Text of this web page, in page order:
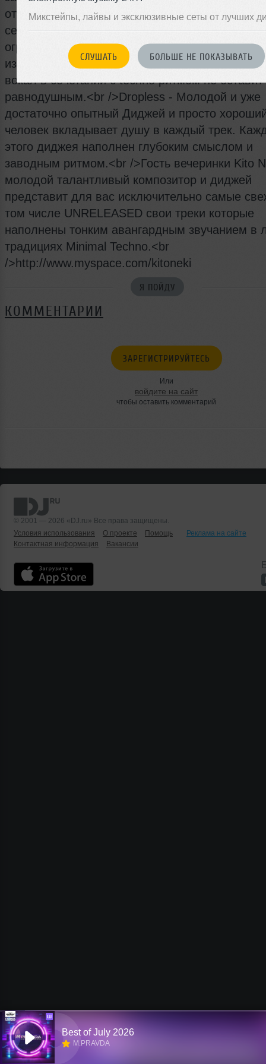
Микстейпы, лайвы и эксклюзивные сеты от лучших
СЛУШАТЬ БОЛЬШЕ НЕ ПОКАЗЫВАТЬ
оторваться на танц поле и с улыбкой забыть
серые будни.<br />ikeaboy - Многолетний
огромный талант + любовь к Techno музыки
из этого парня гуру Minimal Techno.
вокал в сочетании с techno ритмом не оставит
равнодушным.<br />Dropless - Молодой и уже
достаточно опытный Диджей и просто
человек вкладывает душу в каждый трек.
этого диджея наполнен глубоким смыслом и
заводным ритмом.<br />Гость вечеринки Kito
молодой талантливый композитор и диджей
представит для вас исключительно самые
том числе UNRELEASED свои треки которые
наполнены тонким авангардным звучанием в
традициях Minimal Techno.<br
/>http://www.myspace.com/kitoneki
Я ПОЙДУ
КОММЕНТАРИИ
ЗАРЕГИСТРИРУЙТЕСЬ
Или
войдите на сайт
чтобы оставить комментарий
© 2001 — 2026 «DJ.ru» Все права защищены.
Условия использования
О проекте Помощь
Реклама на сайте
Контактная информация
Вакансии
Ш
Best of July 2026
M.PRAVDA